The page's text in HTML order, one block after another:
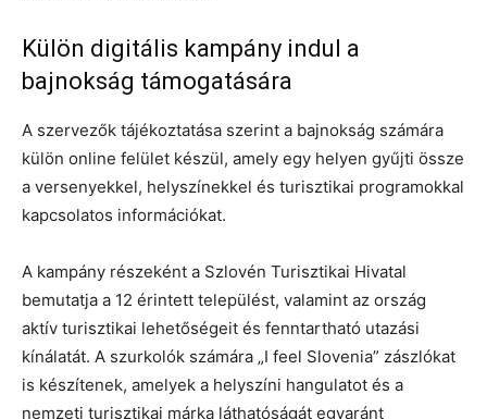
Külön digitális kampány indul a
bajnokság támogatására
A szervezők tájékoztatása szerint a bajnokság számára
külön online felület készül, amely egy helyen gyűjti össze
a versenyekkel, helyszínekkel és turisztikai programokkal
kapcsolatos információkat.
A kampány részeként a Szlovén Turisztikai Hivatal
bemutatja a 12 érintett települést, valamint az ország
aktív turisztikai lehetőségeit és fenntartható utazási
kínálatát. A szurkolók számára „I feel Slovenia” zászlókat
is készítenek, amelyek a helyszíni hangulatot és a
nemzeti turisztikai márka láthatóságát egyaránt